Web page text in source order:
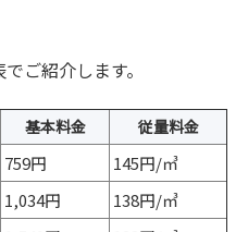
ご紹介します。
基本料金 従量料金
759円
145円/㎥
1,034円
138円/㎥